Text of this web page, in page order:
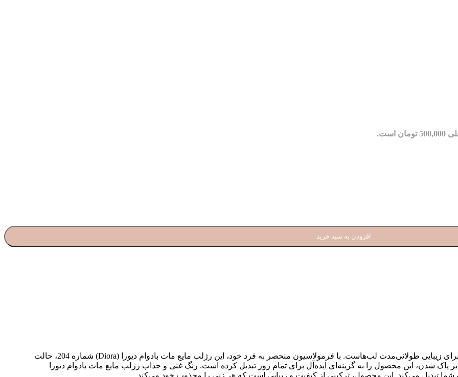
است.
افزودن به سبد خرید
رژلب مایع مات بادوام دیورا (Diora) شماره 204، انتخابی عالی برای زیبایی طولانی‌مدت لب‌هاست. با فرمولاسیون منحصر به فرد خود، این رژلب مایع مات بادوام دیورا (Diora) شماره 204، حالت
شدن، این محصول را به گزینه‌ای ایده‌آل برای تمام روز تبدیل کرده است. رنگ غنی و جذاب رژلب مایع مات بادوام دیورا